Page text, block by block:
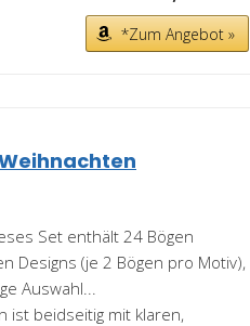
*Zum Angebot »
Set enthält 24 Bögen
Designs (je 2 Bögen pro Motiv),
Auswahl...
ist beidseitig mit klaren,